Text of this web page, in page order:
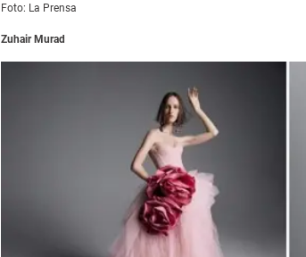
Foto: La Prensa
Zuhair Murad